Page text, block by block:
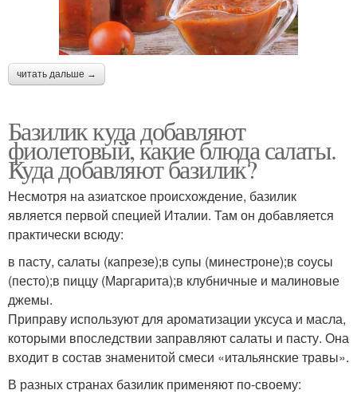
читать дальше →
Базилик куда добавляют
фиолетовый, какие блюда салаты.
Куда добавляют базилик?
Несмотря на азиатское происхождение, базилик
является первой специей Италии. Там он добавляется
практически всюду:
в пасту, салаты (капрезе);в супы (минестроне);в соусы
(песто);в пиццу (Маргарита);в клубничные и малиновые
джемы.
Приправу используют для ароматизации уксуса и масла,
которыми впоследствии заправляют салаты и пасту. Она
входит в состав знаменитой смеси «итальянские травы».
В разных странах базилик применяют по-своему: